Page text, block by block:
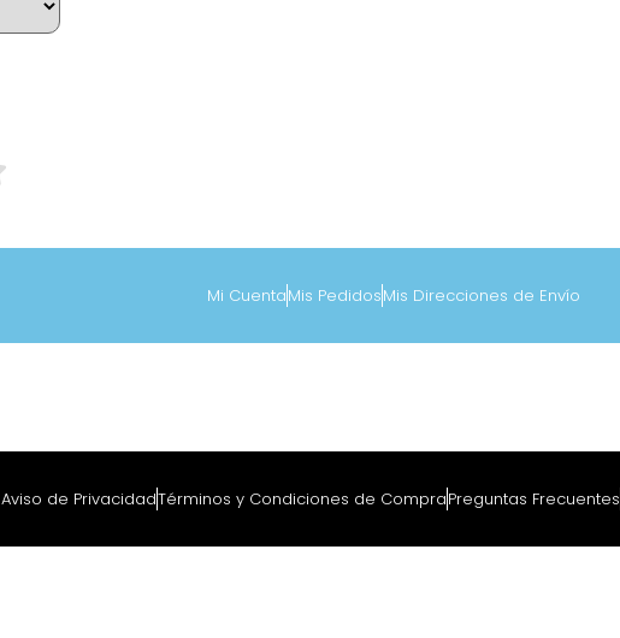
Mi CuentaMis PedidosMis Direcciones de Envío
Aviso de PrivacidadTérminos y Condiciones de CompraPreguntas Frecuentes